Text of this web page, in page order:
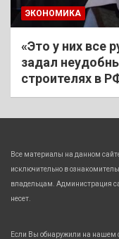
ЭКОНОМИКА
«Это у них все
задал
строителях в
Все материалы на данном
исключительно в
владельцам. Администрация
несет.
Если Вы обнаружили на нашем